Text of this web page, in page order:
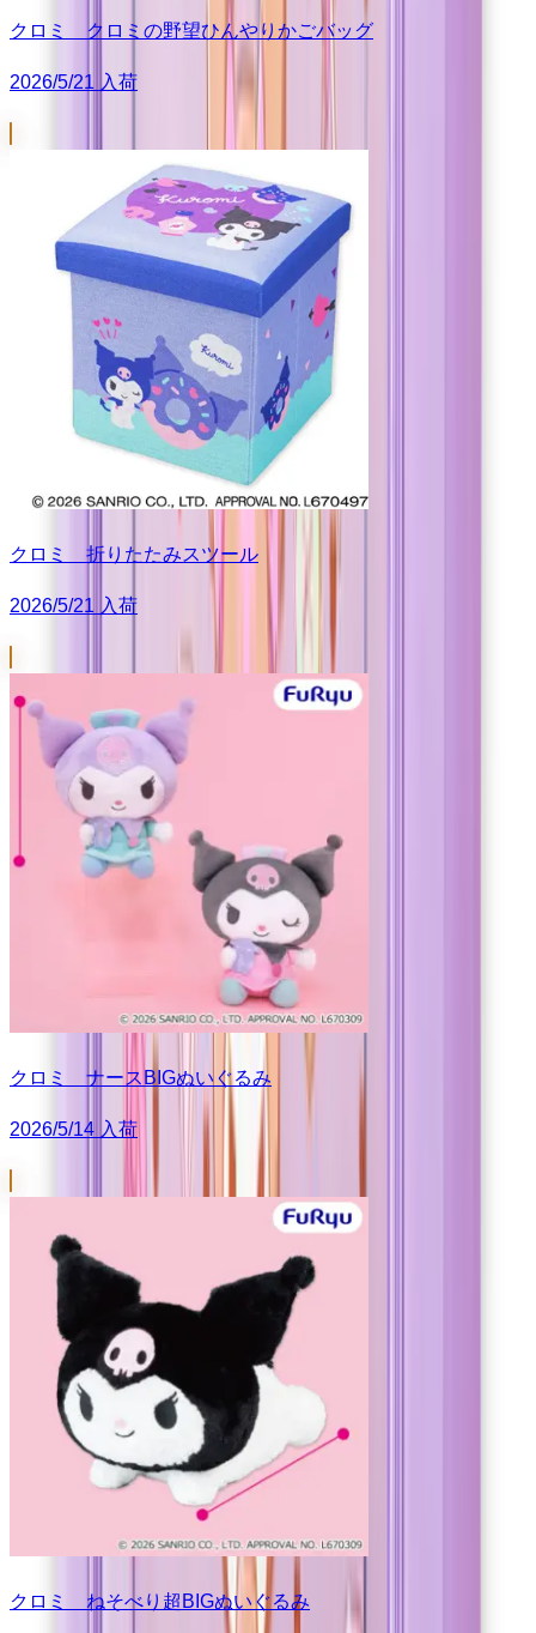
クロミ クロミの野望ひんやりかごバッグ
2026/5/21 入荷
クロミ 折りたたみスツール
2026/5/21 入荷
クロミ ナースBIGぬいぐるみ
2026/5/14 入荷
クロミ ねそべり超BIGぬいぐるみ